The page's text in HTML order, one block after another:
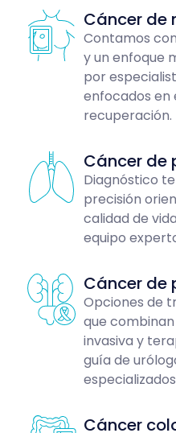
Cáncer de
Contamos
y un enfoque
por
enfocados en
recuperación.
Cáncer de
Diagnóstico
precisión
calidad de
equipo
Cáncer de
Opciones de
que
invasiva y
guía de
Cáncer